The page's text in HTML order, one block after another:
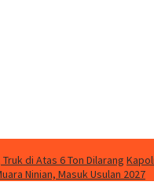
di Atas 6 Ton Dilarang
Ninian, Masuk Usulan 2027